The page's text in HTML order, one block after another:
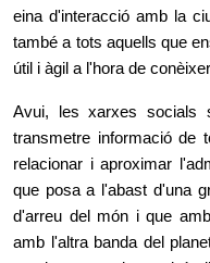
eina d'interacció amb la
també a tots aquells que
útil i àgil a l'hora de
Avui, les xarxes socials
transmetre informació de
relacionar i aproximar
que posa a l'abast d'una
d'arreu del món i que
amb l'altra banda del